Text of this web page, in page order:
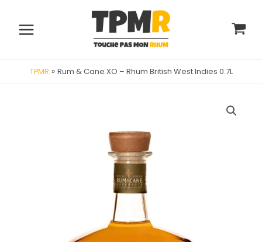
contenu
Main
TPMR » Rum & Cane XO – Rhum British West Indies 0.7L